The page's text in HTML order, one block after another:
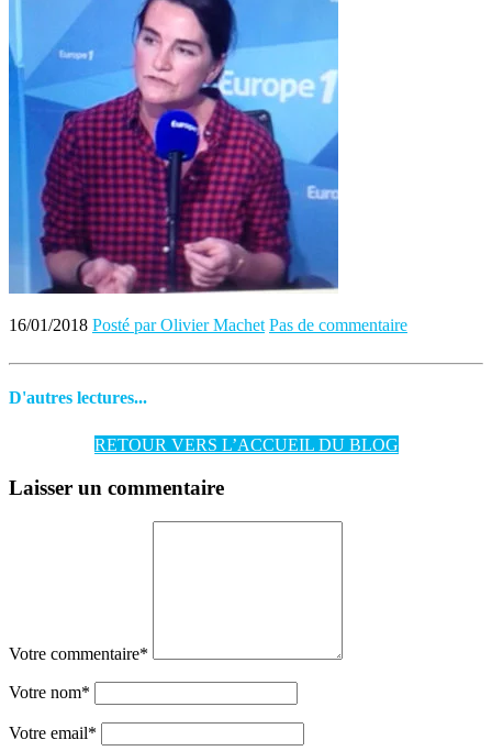
16/01/2018 Posté par Olivier Machet Pas de commentaire
D'autres lectures...
RETOUR VERS L’ACCUEIL DU BLOG
Laisser un commentaire
Votre commentaire*
Votre nom*
Votre email*